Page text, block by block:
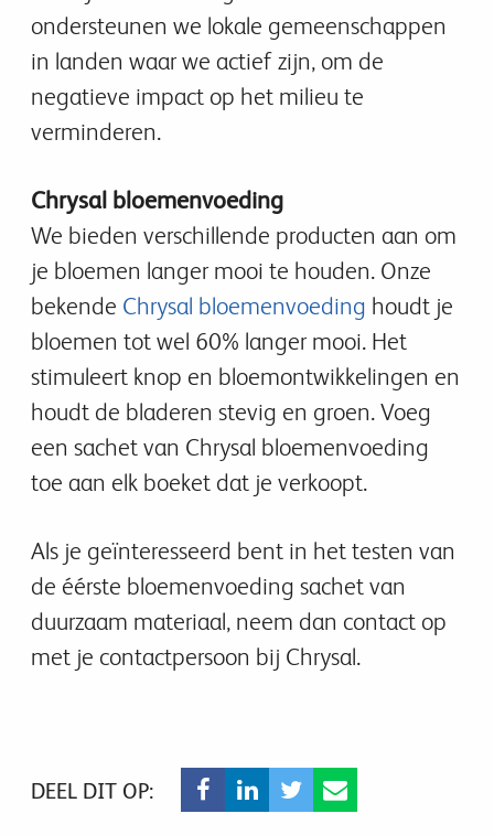
ondersteunen we lokale gemeenschappen
in landen waar we actief zijn, om de
negatieve impact op het milieu te
verminderen.
Chrysal bloemenvoeding
We bieden verschillende producten aan om
je bloemen langer mooi te houden. Onze
bekende Chrysal bloemenvoeding houdt je
bloemen tot wel 60% langer mooi. Het
stimuleert knop en bloemontwikkelingen en
houdt de bladeren stevig en groen. Voeg
een sachet van Chrysal bloemenvoeding
toe aan elk boeket dat je verkoopt.
Als je geïnteresseerd bent in het testen van
de éérste bloemenvoeding sachet van
duurzaam materiaal, neem dan contact op
met je contactpersoon bij Chrysal.
DEEL DIT OP: